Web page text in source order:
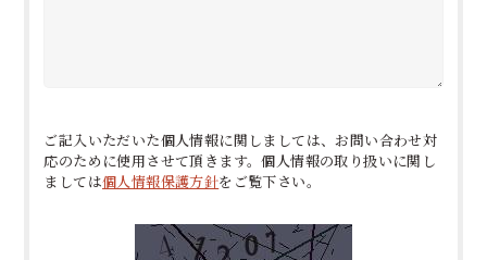
ご記入いただいた個人情報に関しましては、お問い合わせ対
応のために使用させて頂きます。個人情報の取り扱いに関し
ましては個人情報保護方針をご覧下さい。